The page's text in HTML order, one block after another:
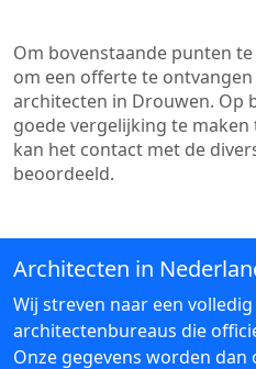
Om bovenstaande punten
om een offerte te
architecten in Drouwen. Op
goede vergelijking te
kan het contact met de
beoordeeld.
Architecten in
Wij streven naar een
architectenbureaus die
Onze gegevens worden dan